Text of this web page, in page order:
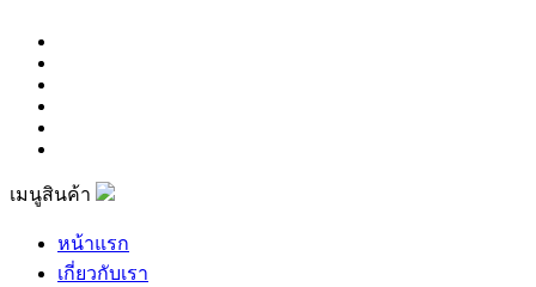
เมนูสินค้า
หน้าแรก
เกี่ยวกับเรา